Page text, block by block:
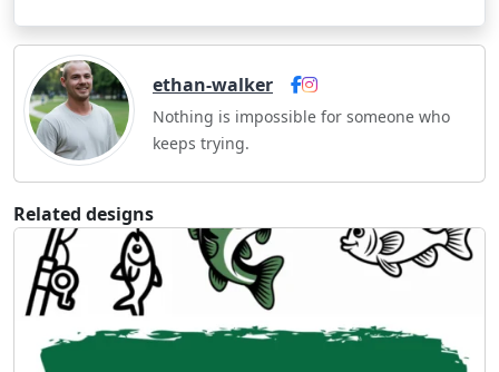
ethan-walker
Nothing is impossible for someone who
keeps trying.
Related designs